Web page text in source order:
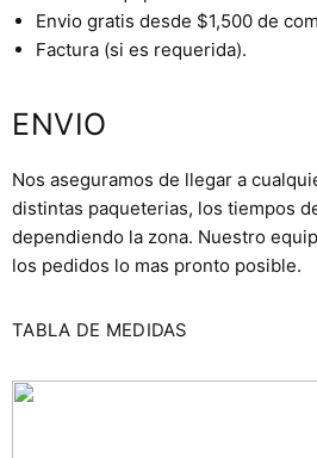
Envio gratis desde $1,500 de
Factura (si es requerida).
ENVIO
Nos aseguramos de llegar a
distintas paqueterias, los tiempos
dependiendo la zona. Nuestro
los pedidos lo mas pronto posible.
TABLA DE MEDIDAS